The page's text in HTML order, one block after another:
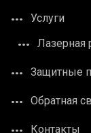
Услуги
Лазерная
Защитные
Обратная
Контакты